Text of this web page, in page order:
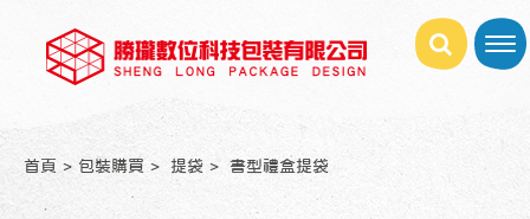
首頁 包裝購買 提袋 書型禮盒提袋